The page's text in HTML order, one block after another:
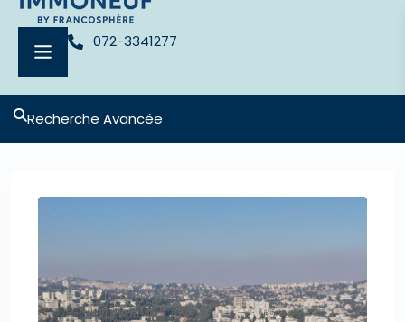
072-3341277
Recherche Avancée